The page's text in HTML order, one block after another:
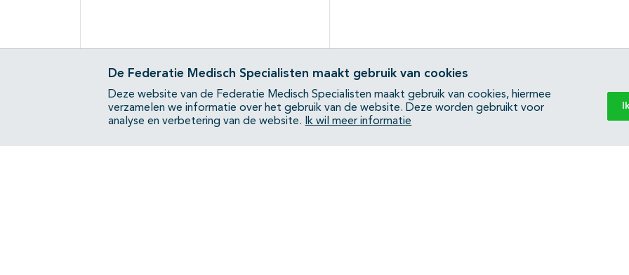
De Federatie Medisch Specialisten maakt gebruik van cookies
Deze website van de Federatie Medisch Specialisten maakt gebruik van cookies, hiermee
verzamelen we informatie over het gebruik van de website. Deze worden gebruikt voor
analyse en verbetering van de website.
Ik wil meer informatie